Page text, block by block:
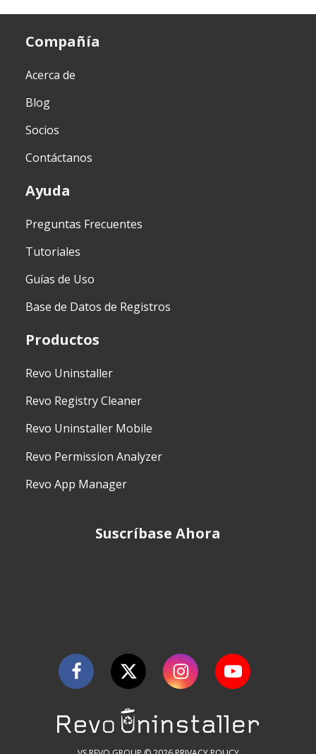
Compañía
Acerca de
Blog
Socios
Contáctanos
Ayuda
Preguntas Frecuentes
Tutoriales
Guías de Uso
Base de Datos de Registros
Productos
Revo Uninstaller
Revo Registry Cleaner
Revo Uninstaller Mobile
Revo Permission Analyzer
Revo App Manager
Suscríbase Ahora